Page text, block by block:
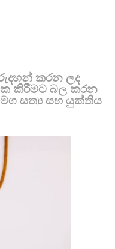
කරන ලද
කිරීමට බල කරන
සත්‍ය සහ යුක්තිය